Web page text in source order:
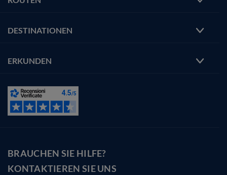
DESTINATIONEN
ERKUNDEN
BRAUCHEN SIE HILFE?
KONTAKTIEREN SIE UNS